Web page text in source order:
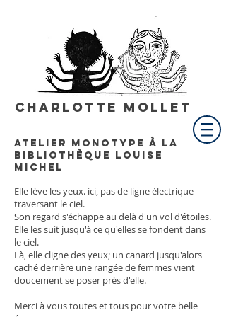
Charlotte Mollet
Atelier monotype à la
bibliothèque louise
michel
Elle lève les yeux. ici, pas de ligne électrique
traversant le ciel.
Son regard s'échappe au delà d'un vol d'étoiles.
Elle les suit jusqu'à ce qu'elles se fondent dans
le ciel.
Là, elle cligne des yeux; un canard jusqu'alors
caché derrière une rangée de femmes vient
doucement se poser près d'elle.
Merci à vous toutes et tous pour votre belle